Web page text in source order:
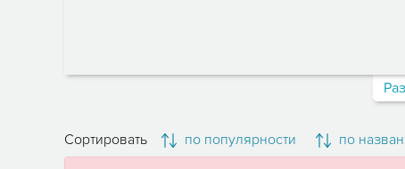
Сортировать по популярности по